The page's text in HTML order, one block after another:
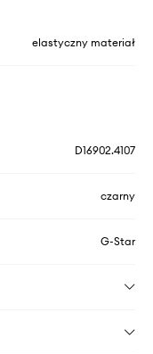
elastyczny materiał
D16902.4107
czarny
G-Star